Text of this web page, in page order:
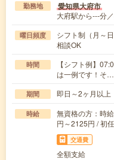
勤務地 愛知県大府市
大府駅から---分
曜日頻度
シフト制（月～
相談OK
時間
【シフト例】
は一例です！そ…
期間 即日～2ヶ月以
時給
無資格の方：時
円～2125円 / 初
交通費
全額支給